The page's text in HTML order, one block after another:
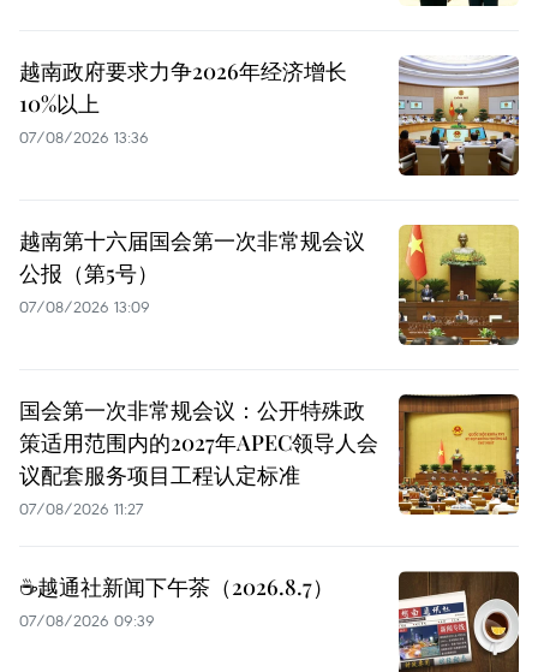
越南政府要求力争2026年经济增长
10%以上
07/08/2026 13:36
越南第十六届国会第一次非常规会议
公报（第5号）
07/08/2026 13:09
国会第一次非常规会议：公开特殊政
策适用范围内的2027年APEC领导人会
议配套服务项目工程认定标准
07/08/2026 11:27
☕️越通社新闻下午茶（2026.8.7）
07/08/2026 09:39